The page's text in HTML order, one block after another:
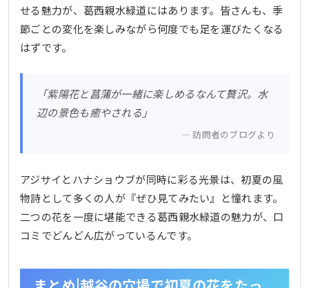
せる魅力が、葛西親水緑道にはあります。皆さんも、季
節ごとの変化を楽しみながら何度でも足を運びたくなる
はずです。
「紫陽花と菖蒲が一緒に楽しめるなんて贅沢。水
辺の景色も癒やされる」
訪問者のブログより
アジサイとハナショウブが同時に彩る光景は、初夏の風
物詩として多くの人が『ぜひ見てみたい』と憧れます。
二つの花を一度に堪能できる葛西親水緑道の魅力が、口
コミでどんどん広がっているんです。